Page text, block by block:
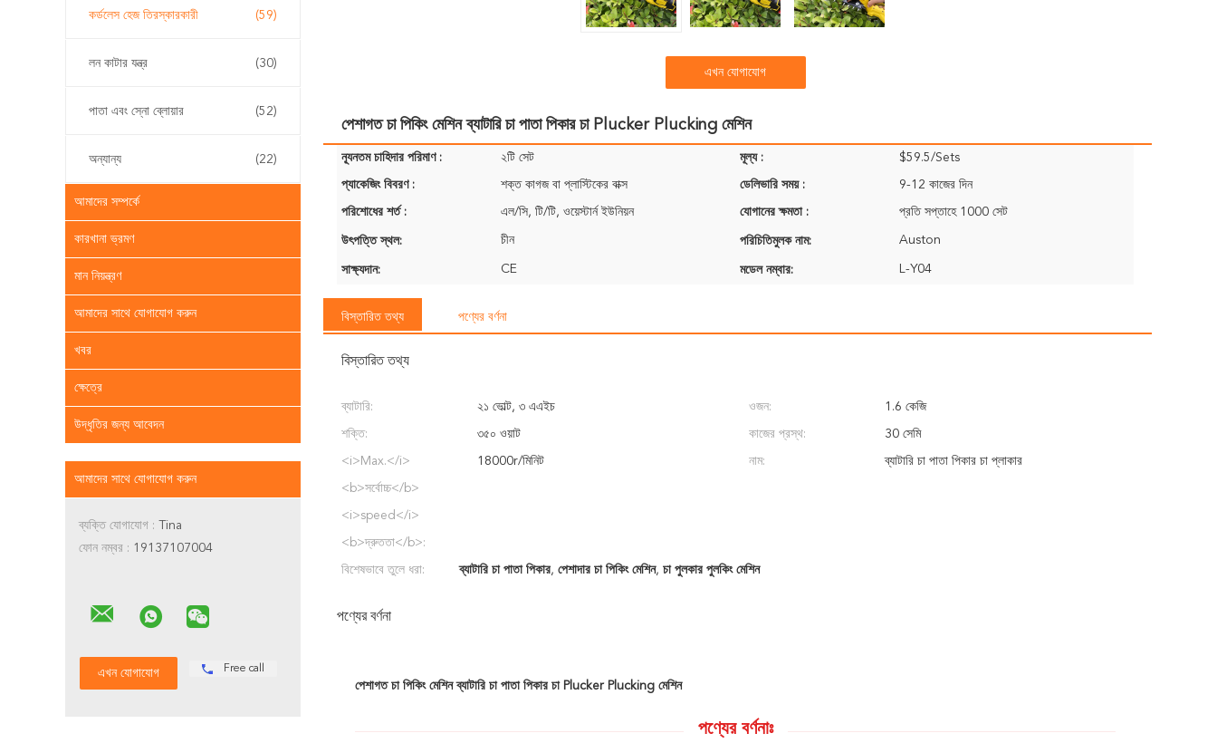
কর্ডলেস হেজ তিরস্কারকারী (59)
লন কাটার যন্ত্র (30)
পাতা এবং স্নো ব্লোয়ার (52)
অন্যান্য (22)
আমাদের সম্পর্কে
কারখানা ভ্রমণ
মান নিয়ন্ত্রণ
আমাদের সাথে যোগাযোগ করুন
খবর
ক্ষেত্রে
উদ্ধৃতির জন্য আবেদন
আমাদের সাথে যোগাযোগ করুন
ব্যক্তি যোগাযোগ : Tina
ফোন নম্বর : 19137107004
Free call
এখন যোগাযোগ
পেশাগত চা পিকিং মেশিন ব্যাটারি চা পাতা পিকার চা Plucker Plucking মেশিন
ন্যূনতম চাহিদার পরিমাণ : ২টি সেট মূল্য : $59.5/Sets
প্যাকেজিং বিবরণ : শক্ত কাগজ বা প্লাস্টিকের বাক্স ডেলিভারি সময় : 9-12 কাজের দিন
পরিশোধের শর্ত : এল/সি, টি/টি, ওয়েস্টার্ন ইউনিয়ন যোগানের ক্ষমতা : প্রতি সপ্তাহে 1000 সেট
উৎপত্তি স্থল: চীন পরিচিতিমুলক নাম: Auston
সাক্ষ্যদান: CE মডেল নম্বার: L-Y04
বিস্তারিত তথ্য পণ্যের বর্ণনা
বিস্তারিত তথ্য
ব্যাটারি: ২১ ভোল্ট, ৩ এএইচ ওজন: 1.6 কেজি
শক্তি: ৩৫০ ওয়াট কাজের প্রস্থ: 30 সেমি
<i>Max.</i>
<b>সর্বোচ্চ</b>
<i>speed</i>
<b>দ্রুততা</b>:
18000r/মিনিট নাম: ব্যাটারি চা পাতা পিকার চা প্লাকার
বিশেষভাবে তুলে ধরা: ব্যাটারি চা পাতা পিকার, পেশাদার চা পিকিং মেশিন, চা পুলকার পুলকিং মেশিন
পণ্যের বর্ণনা
পেশাগত চা পিকিং মেশিন ব্যাটারি চা পাতা পিকার চা Plucker Plucking মেশিন
পণ্যের বর্ণনাঃ